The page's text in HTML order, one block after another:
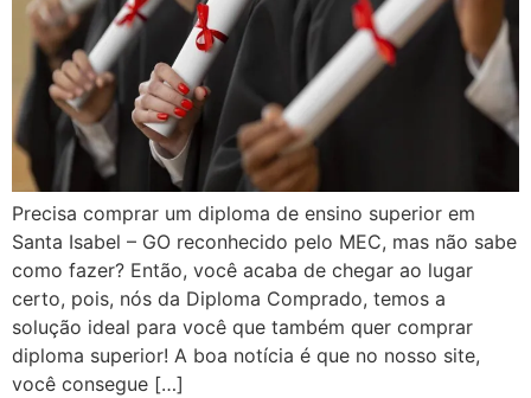
Precisa comprar um diploma de ensino superior em
Santa Isabel – GO reconhecido pelo MEC, mas não sabe
como fazer? Então, você acaba de chegar ao lugar
certo, pois, nós da Diploma Comprado, temos a
solução ideal para você que também quer comprar
diploma superior! A boa notícia é que no nosso site,
você consegue […]